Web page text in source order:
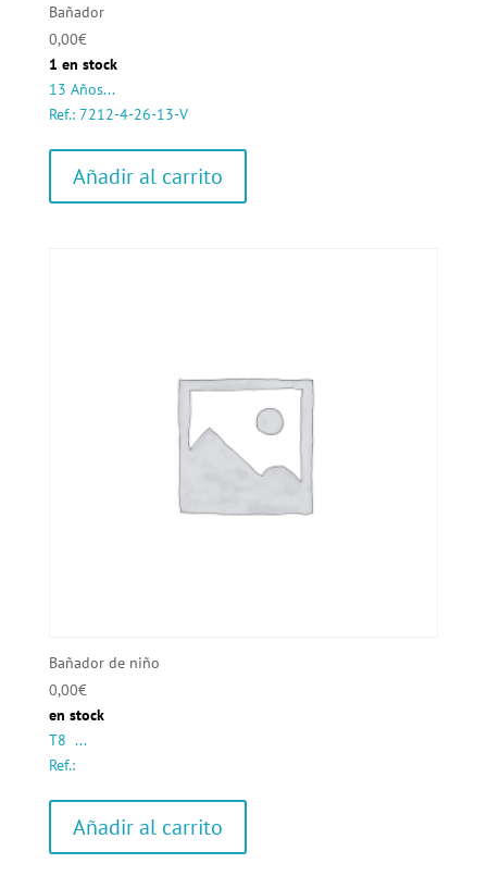
Bañador
0,00€
1 en stock
13 Años...
Ref.: 7212-4-26-13-V
Añadir al carrito
Bañador de niño
0,00€
en stock
T8 ...
Ref.:
Añadir al carrito